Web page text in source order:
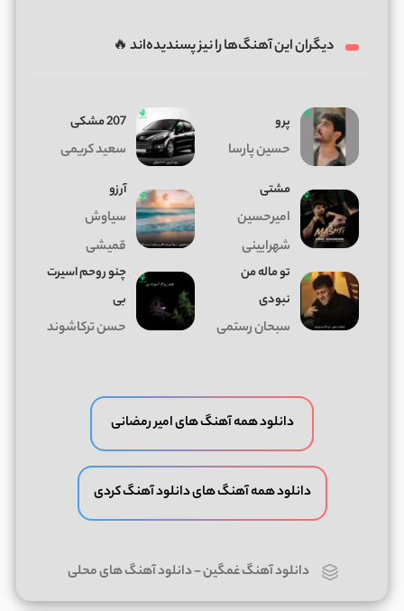
دیگران این آهنگ‌ها را نیز پسندیده‌اند 🔥
پرو
حسین پارسا
207 مشکی
سعید کریمی
مشتی
امیرحسین
شهرایینی
آرزو
سیاوش
قمیشی
تو ماله من
نبودی
سبحان رستمی
چنو روحم اسیرت
بی
حسن ترکاشوند
دانلود همه آهنگ های امیر رمضانی
دانلود همه آهنگ های دانلود آهنگ کردی
دانلود آهنگ غمگین-دانلود آهنگ های محلی